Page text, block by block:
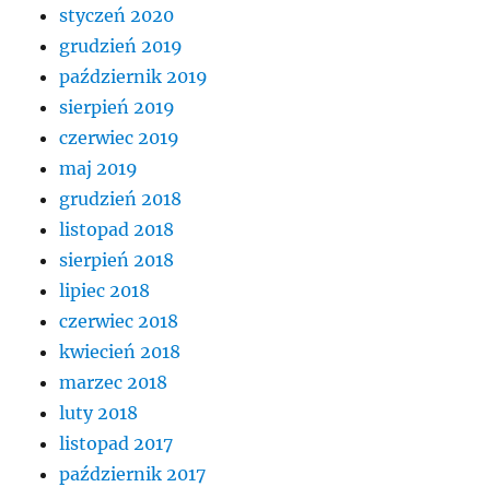
styczeń 2020
grudzień 2019
październik 2019
sierpień 2019
czerwiec 2019
maj 2019
grudzień 2018
listopad 2018
sierpień 2018
lipiec 2018
czerwiec 2018
kwiecień 2018
marzec 2018
luty 2018
listopad 2017
październik 2017